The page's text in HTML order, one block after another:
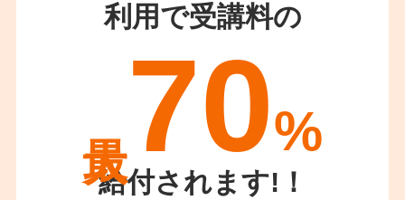
利用で受講料の
70%
給付されます!！